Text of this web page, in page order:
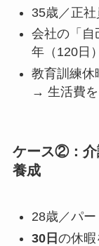
35歳／正
会社の「自
年（120日
教育訓練
→ 生活費
ケース②：介
養成
28歳／パー
30日 の休